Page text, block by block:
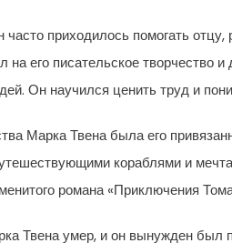
часто приходилось помогать
на его писательское творчество
Он научился ценить труд и
Марка Твена была его
кораблями и
романа «Приключения
Твена умер, и он вынужден